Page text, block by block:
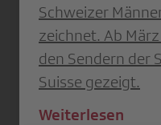
Schweizer
zeichnet. Ab
den Sendern der
Suisse gezeigt.
Weiterlesen